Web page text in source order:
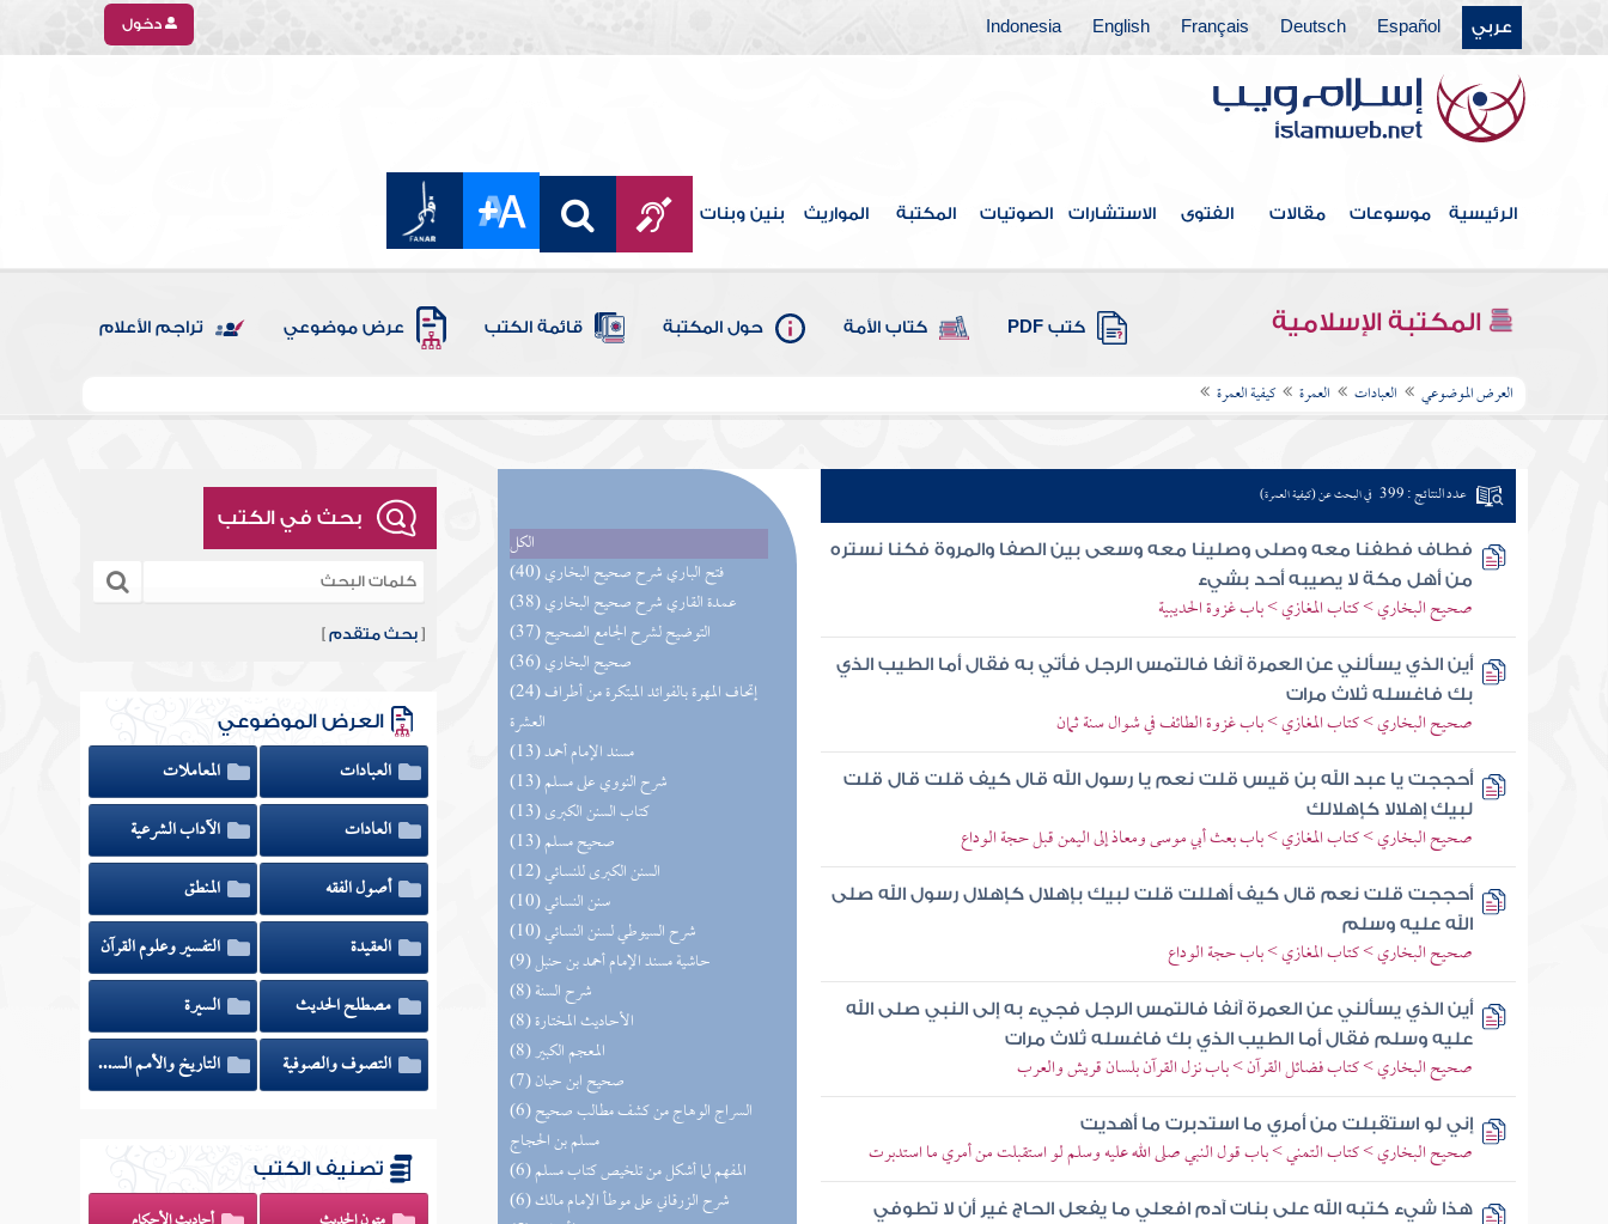
عربي Español
Deutsch
Français
English
Indonesia دخول
الرئيسية موسوعات مقالات الفتوى الاستشارات الصوتيات المكتبة المواريث بنين وبنات
المكتبة الإسلامية كتب PDF كتاب الأمة حول المكتبة قائمة الكتب عرض موضوعي تراجم الأعلام
العرض الموضوعي العبادات العمرة كيفية العمرة
الكل
(40) فتح الباري شرح صحيح البخاري
(38) عمدة القاري شرح صحيح البخاري
(37) التوضيح لشرح الجامع الصحيح
(36) صحيح البخاري
(24) إتحاف المهرة بالفوائد المبتكرة من أطراف
العشرة
(13) مسند الإمام أحمد
(13) شرح النووي على مسلم
(13) كتاب السنن الكبرى
(13) صحيح مسلم
(12) السنن الكبرى للنسائي
(10) سنن النسائي
(10) شرح السيوطي لسنن النسائي
(9) حاشية مسند الإمام أحمد بن حنبل
(8) شرح السنة
(8) الأحاديث المختارة
(8) المعجم الكبير
(7) صحيح ابن حبان
(6) السراج الوهاج من كشف مطالب صحيح
مسلم بن الحجاج
(6) المفهم لما أشكل من تلخيص كتاب مسلم
(6) شرح الزرقاني على موطأ الإمام مالك
عدد النتائج : 399 في البحث عن (كيفية العمرة)
فطاف فطفنا معه وصلى وصلينا معه وسعى بين الصفا والمروة فكنا نستره
من أهل مكة لا يصيبه أحد بشيء
صحيح البخاري > كتاب المغازي > باب غزوة الحديبية
أين الذي يسألني عن العمرة آنفا فالتمس الرجل فأتي به فقال أما الطيب الذي
بك فاغسله ثلاث مرات
صحيح البخاري > كتاب المغازي > باب غزوة الطائف في شوال سنة ثمان
أحججت يا عبد الله بن قيس قلت نعم يا رسول الله قال كيف قلت قال قلت
لبيك إهلالا كإهلالك
صحيح البخاري > كتاب المغازي > باب بعث أبي موسى ومعاذ إلى اليمن قبل حجة الوداع
أحججت قلت نعم قال كيف أهللت قلت لبيك بإهلال كإهلال رسول الله صلى
الله عليه وسلم
صحيح البخاري > كتاب المغازي > باب حجة الوداع
أين الذي يسألني عن العمرة آنفا فالتمس الرجل فجيء به إلى النبي صلى الله
عليه وسلم فقال أما الطيب الذي بك فاغسله ثلاث مرات
صحيح البخاري > كتاب فضائل القرآن > باب نزل القرآن بلسان قريش والعرب
إني لو استقبلت من أمري ما استدبرت ما أهديت
صحيح البخاري > كتاب التمني > باب قول النبي صلى الله عليه وسلم لو استقبلت من أمري ما استدبرت
هذا شيء كتبه الله على بنات آدم افعلي ما يفعل الحاج غير أن لا تطوفي
بحث في الكتب
[بحث متقدم ]
العرض الموضوعي
العبادات
المعاملات
العادات
الآداب الشرعية
أصول الفقه
المنطق
العقيدة
التفسير وعلوم القرآن
مصطلح الحديث
السيرة
التصوف والصوفية
التاريخ والأمم السابقة
تصنيف الكتب